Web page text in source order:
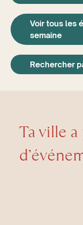
Voir tous les
semaine
Rechercher
Ta ville